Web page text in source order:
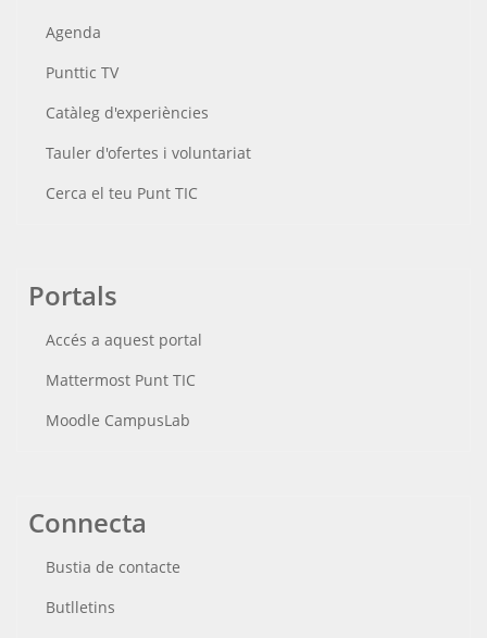
Agenda
Punttic TV
Catàleg d'experiències
Tauler d'ofertes i voluntariat
Cerca el teu Punt TIC
Portals
Accés a aquest portal
Mattermost Punt TIC
Moodle CampusLab
Connecta
Bustia de contacte
Butlletins